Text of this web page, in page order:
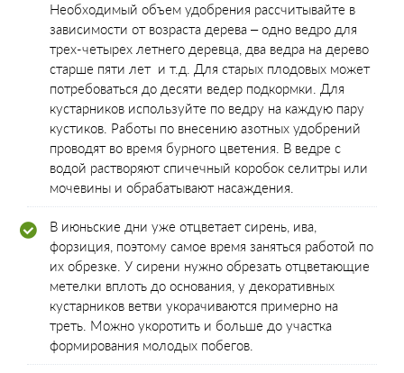
Необходимый объем удобрения рассчитывайте в
зависимости от возраста дерева – одно ведро для
трех-четырех летнего деревца, два ведра на дерево
старше пяти лет и т.д. Для старых плодовых может
потребоваться до десяти ведер подкормки. Для
кустарников используйте по ведру на каждую пару
кустиков. Работы по внесению азотных удобрений
проводят во время бурного цветения. В ведре с
водой растворяют спичечный коробок селитры или
мочевины и обрабатывают насаждения.
В июньские дни уже отцветает сирень, ива,
форзиция, поэтому самое время заняться работой по
их обрезке. У сирени нужно обрезать отцветающие
метелки вплоть до основания, у декоративных
кустарников ветви укорачиваются примерно на
треть. Можно укоротить и больше до участка
формирования молодых побегов.